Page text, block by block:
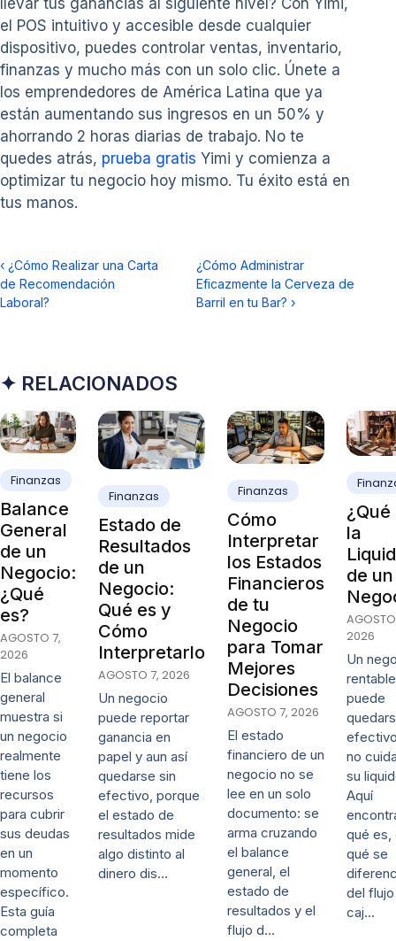
el POS intuitivo y accesible desde cualquier
dispositivo, puedes controlar ventas, inventario,
finanzas y mucho más con un solo clic. Únete a
los emprendedores de América Latina que ya
están aumentando sus ingresos en un 50% y
ahorrando 2 horas diarias de trabajo. No te
quedes atrás, prueba gratis Yimi y comienza a
optimizar tu negocio hoy mismo. Tu éxito está en
tus manos.
‹ ¿Cómo Realizar una Carta
de Recomendación
Laboral?
¿Cómo Administrar
Eficazmente la Cerveza de
Barril en tu Bar? ›
✦ RELACIONADOS
Finanzas
Balance
General
de un
Negocio:
¿Qué
es?
AGOSTO 7,
2026
El balance
general
muestra si
un negocio
realmente
tiene los
recursos
para cubrir
sus deudas
en un
momento
específico.
Esta guía
completa
Finanzas
Estado de
Resultados
de un
Negocio:
Qué es y
Cómo
Interpretarlo
AGOSTO 7, 2026
Un negocio
puede reportar
ganancia en
papel y aun así
quedarse sin
efectivo, porque
el estado de
resultados mide
algo distinto al
dinero dis…
Finanzas
Cómo
Interpretar
los Estados
Financieros
de tu
Negocio
para Tomar
Mejores
Decisiones
AGOSTO 7, 2026
El estado
financiero de un
negocio no se
lee en un solo
documento: se
arma cruzando
el balance
general, el
estado de
resultados y el
flujo d…
¿Qué
la
de un
2026
Un
rentable
puede
no
su
Aquí
qué es,
qué se
del
caj…